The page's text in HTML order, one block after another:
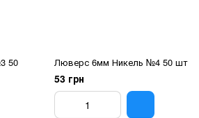
50
Люверс 6мм Никель №4 50 шт
53 грн